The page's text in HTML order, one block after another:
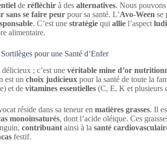
de réfléchir à des alternatives. Nous pouvons
sans se faire peur pour sa santé. L’Avo-Ween se
. C’est une stratégie qui allie l’aspect
alimentaire.
pour une Santé d’Enfer
délicieux ; c’est une véritable mine d’or
est un choix judicieux pour la santé de toute la
et de vitamines essentielles (C, E, K et plusieurs
réside dans sa teneur en matières grasses. Il
monoinsaturés, dont l’acide oléique. Ces
contribuant ainsi à la santé
festif.